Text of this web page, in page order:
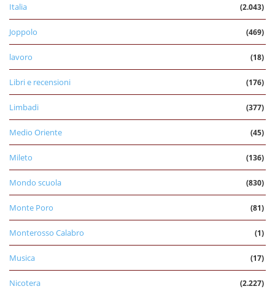
Italia (2.043)
Joppolo (469)
lavoro (18)
Libri e recensioni (176)
Limbadi (377)
Medio Oriente (45)
Mileto (136)
Mondo scuola (830)
Monte Poro (81)
Monterosso Calabro (1)
Musica (17)
Nicotera (2.227)